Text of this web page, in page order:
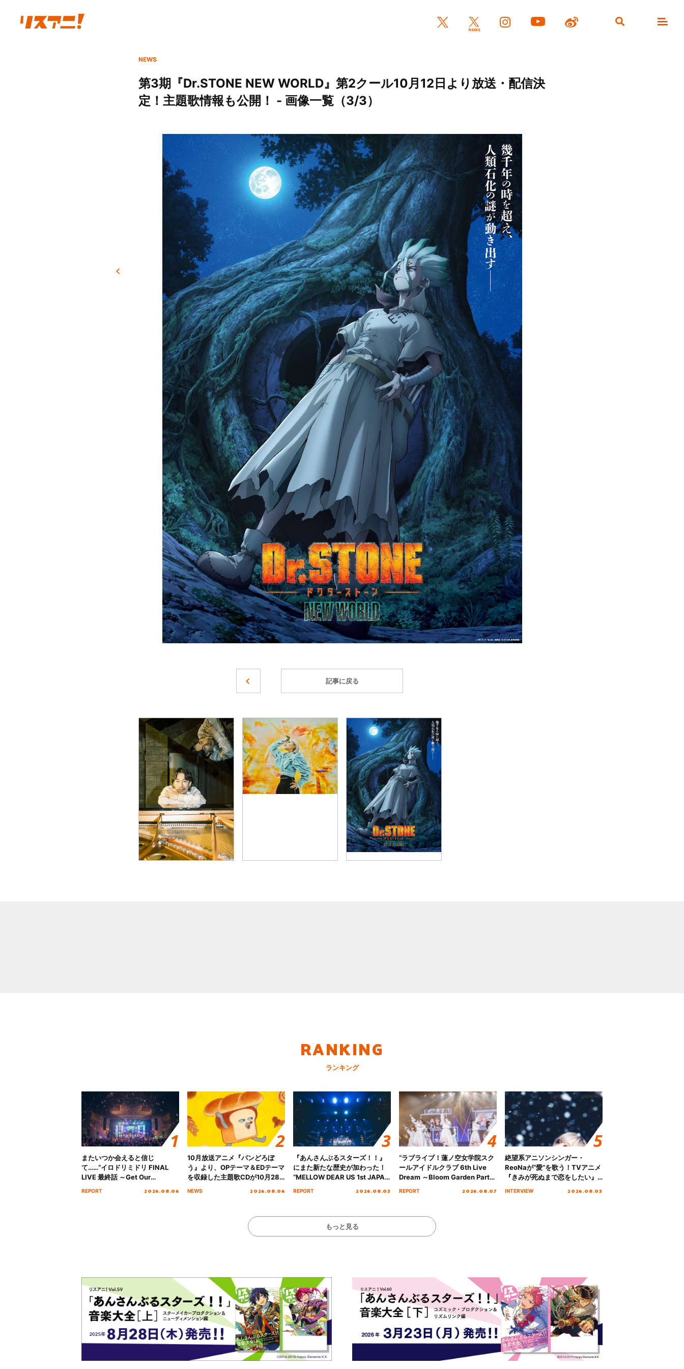
NEWS
第3期『Dr.STONE NEW WORLD』第2クール10月12日より放送・配信決
定！主題歌情報も公開！ - 画像一覧（3/3）
記事に戻る
RANKING
ランキング
またいつか会えると信じ
て……“イロドリミドリ FINAL
LIVE 最終話 ～Get Our
REPORT 2026.08.06
10月放送アニメ『パンどろぼ
う』より、OPテーマ＆EDテーマ
を収録した主題歌CDが10月28
NEWS 2026.08.06
『あんさんぶるスターズ！！』
にまた新たな歴史が加わった！
“MELLOW DEAR US 1st JAPAN
REPORT 2026.08.03
“ラブライブ！蓮ノ空女学院スク
ールアイドルクラブ 6th Live
Dream ～Bloom Garden Party
REPORT 2026.08.07
絶望系アニソンシンガー・
ReoNaが“愛”を歌う！TVアニメ
『きみが死ぬまで恋をしたい』
INTERVIEW 2026.08.03
もっと見る